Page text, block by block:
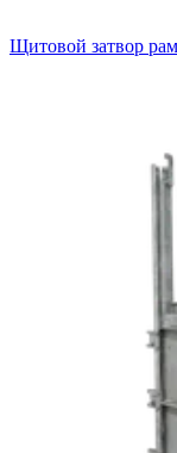
Щитовой затвор